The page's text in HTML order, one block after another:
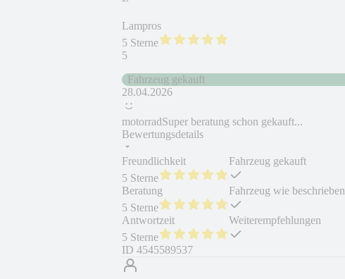
Lampros
5 Sterne
5
Fahrzeug gekauft
28.04.2026
motorradSuper beratung schon gekauft...
Bewertungsdetails
Freundlichkeit
5 Sterne
Beratung
5 Sterne
Antwortzeit
5 Sterne
Fahrzeug gekauft
Fahrzeug wie beschrieben
Weiterempfehlungen
ID 4545589537